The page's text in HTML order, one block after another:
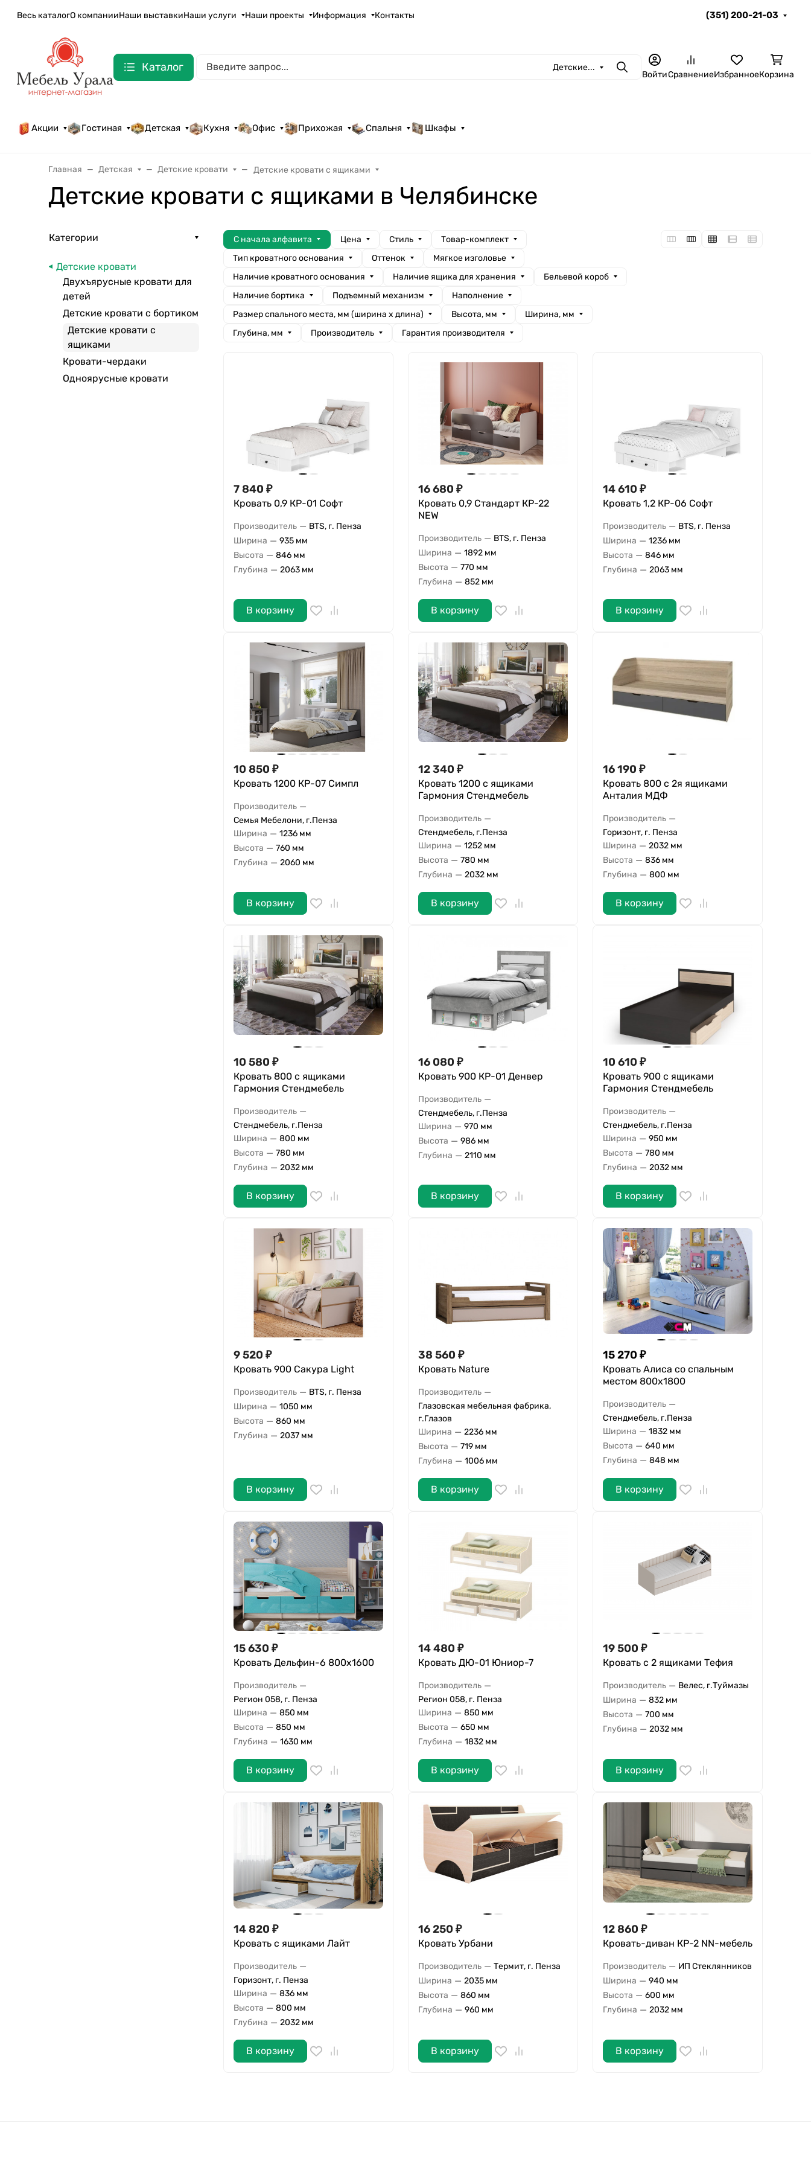
Весь каталогО компанииНаши выставкиНаши услуги Наши проекты Информация Контакты (351) 200-21-03
Каталог Детские... ПоискВойтиСравнениеИзбранноеКорзина
Акции Гостиная Детская Кухня Офис Прихожая Спальня Шкафы
Главная Детская Детские кровати Детские кровати с ящиками
Детские кровати с ящиками в Челябинске
Категории
Детские кровати
Двухъярусные кровати для
детей
Детские кровати с бортиком
Детские кровати с
ящиками
Кровати-чердаки
Одноярусные кровати
С начала алфавита Цена Стиль
Товар-комплект
Тип кроватного основания
Оттенок
Мягкое изголовье
Наличие кроватного основания
Наличие ящика для хранения
Бельевой короб
Наличие бортика
Подъемный механизм
Наполнение
Размер спального места, мм (ширина х длина)
Высота, мм
Ширина, мм
Глубина, мм
Производитель Гарантия производителя
7 840 ₽
Кровать 0,9 КР-01 Софт
Производитель — BTS, г. Пенза
Ширина — 935 мм
Высота — 846 мм
Глубина — 2063 мм
В корзину
16 680 ₽
Кровать 0,9 Стандарт КР-22
NEW
Производитель — BTS, г. Пенза
Ширина — 1892 мм
Высота — 770 мм
Глубина — 852 мм
В корзину
14 610 ₽
Кровать 1,2 КР-06 Софт
Производитель — BTS, г. Пенза
Ширина — 1236 мм
Высота — 846 мм
Глубина — 2063 мм
В корзину
10 850 ₽
Кровать 1200 КР-07 Симпл
Производитель —
Семья Мебелони, г.Пенза
Ширина — 1236 мм
Высота — 760 мм
Глубина — 2060 мм
В корзину
12 340 ₽
Кровать 1200 с ящиками
Гармония Стендмебель
Производитель —
Стендмебель, г.Пенза
Ширина — 1252 мм
Высота — 780 мм
Глубина — 2032 мм
В корзину
16 190 ₽
Кровать 800 с 2я ящиками
Анталия МДФ
Производитель —
Горизонт, г. Пенза
Ширина — 2032 мм
Высота — 836 мм
Глубина — 800 мм
В корзину
10 580 ₽
Кровать 800 с ящиками
Гармония Стендмебель
Производитель —
Стендмебель, г.Пенза
Ширина — 800 мм
Высота — 780 мм
Глубина — 2032 мм
В корзину
16 080 ₽
Кровать 900 КР-01 Денвер
Производитель —
Стендмебель, г.Пенза
Ширина — 970 мм
Высота — 986 мм
Глубина — 2110 мм
В корзину
10 610 ₽
Кровать 900 с ящиками
Гармония Стендмебель
Производитель —
Стендмебель, г.Пенза
Ширина — 950 мм
Высота — 780 мм
Глубина — 2032 мм
В корзину
9 520 ₽
Кровать 900 Сакура Light
Производитель — BTS, г. Пенза
Ширина — 1050 мм
Высота — 860 мм
Глубина — 2037 мм
В корзину
38 560 ₽
Кровать Nature
Производитель —
Глазовская мебельная фабрика,
г.Глазов
Ширина — 2236 мм
Высота — 719 мм
Глубина — 1006 мм
В корзину
15 270 ₽
Кровать Алиса со спальным
местом 800х1800
Производитель —
Стендмебель, г.Пенза
Ширина — 1832 мм
Высота — 640 мм
Глубина — 848 мм
В корзину
15 630 ₽
Кровать Дельфин-6 800х1600
Производитель —
Регион 058, г. Пенза
Ширина — 850 мм
Высота — 850 мм
Глубина — 1630 мм
В корзину
14 480 ₽
Кровать ДЮ-01 Юниор-7
Производитель —
Регион 058, г. Пенза
Ширина — 850 мм
Высота — 650 мм
Глубина — 1832 мм
В корзину
19 500 ₽
Кровать с 2 ящиками Тефия
Производитель — Велес, г.Туймазы
Ширина — 832 мм
Высота — 700 мм
Глубина — 2032 мм
В корзину
14 820 ₽
Кровать с ящиками Лайт
Производитель —
Горизонт, г. Пенза
Ширина — 836 мм
Высота — 800 мм
Глубина — 2032 мм
В корзину
16 250 ₽
Кровать Урбани
Производитель — Термит, г. Пенза
Ширина — 2035 мм
Высота — 860 мм
Глубина — 960 мм
В корзину
12 860 ₽
Кровать-диван КР-2 NN-мебель
Производитель — ИП Стеклянников
Ширина — 940 мм
Высота — 600 мм
Глубина — 2032 мм
В корзину